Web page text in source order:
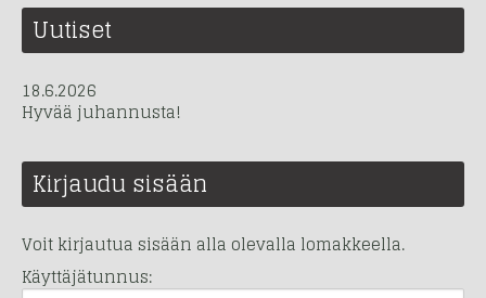
Uutiset
18.6.2026
Hyvää juhannusta!
Kirjaudu sisään
Voit kirjautua sisään alla olevalla lomakkeella.
Käyttäjätunnus: